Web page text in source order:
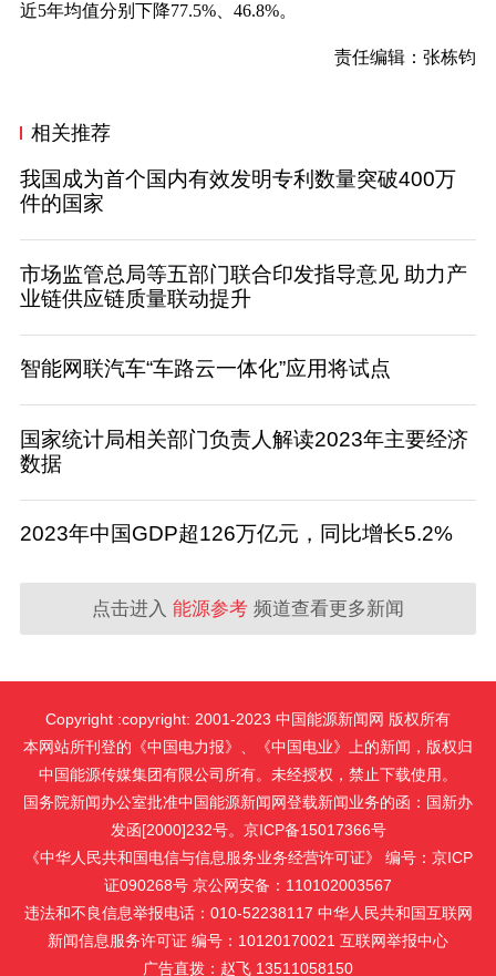
近5年均值分别下降77.5%、46.8%。
责任编辑：张栋钧
相关推荐
我国成为首个国内有效发明专利数量突破400万
件的国家
市场监管总局等五部门联合印发指导意见 助力产
业链供应链质量联动提升
智能网联汽车“车路云一体化”应用将试点
国家统计局相关部门负责人解读2023年主要经济
数据
2023年中国GDP超126万亿元，同比增长5.2%
点击进入 能源参考 频道查看更多新闻
Copyright :copyright: 2001-2023 中国能源新闻网 版权所有
本网站所刊登的《中国电力报》、《中国电业》上的新闻，版权归
中国能源传媒集团有限公司所有。未经授权，禁止下载使用。
国务院新闻办公室批准中国能源新闻网登载新闻业务的函：国新办
发函[2000]232号。京ICP备15017366号
《中华人民共和国电信与信息服务业务经营许可证》 编号：京ICP
证090268号 京公网安备：110102003567
违法和不良信息举报电话：010-52238117 中华人民共和国互联网
新闻信息服务许可证 编号：10120170021 互联网举报中心
广告直拨：赵飞 13511058150